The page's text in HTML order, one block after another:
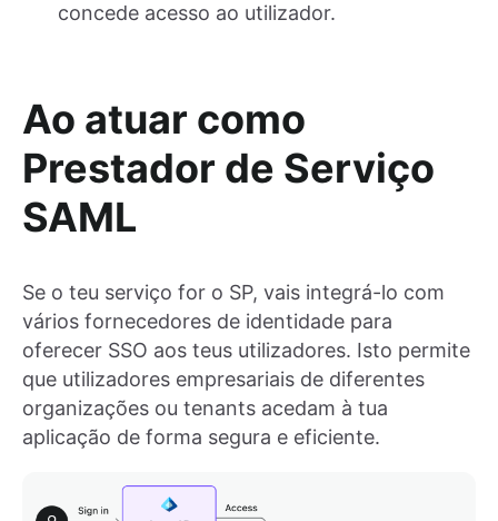
concede acesso ao utilizador.
Ao atuar como
Prestador de Serviço
SAML
Se o teu serviço for o SP, vais integrá-lo com
vários fornecedores de identidade para
oferecer SSO aos teus utilizadores. Isto permite
que utilizadores empresariais de diferentes
organizações ou tenants acedam à tua
aplicação de forma segura e eficiente.